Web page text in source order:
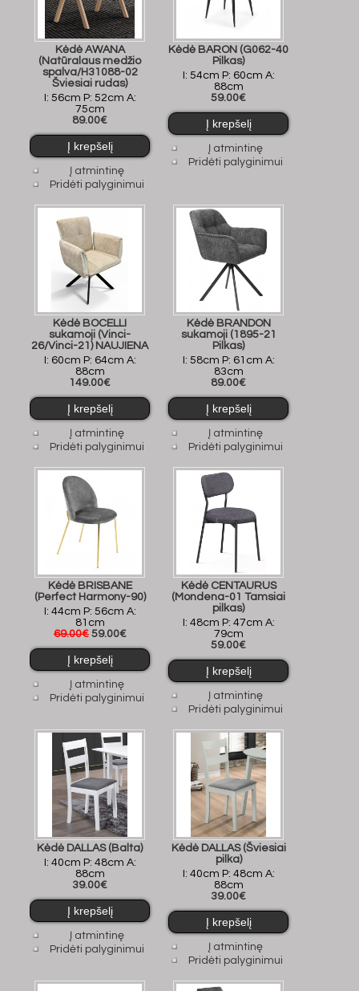
Kėdė AWANA
(Natūralaus medžio
spalva/H31088-02
Šviesiai rudas)
I: 56cm P: 52cm A:
75cm
89.00€
Į atmintinę
Pridėti palyginimui
Kėdė BARON (G062-40
Pilkas)
I: 54cm P: 60cm A:
88cm
59.00€
Į atmintinę
Pridėti palyginimui
Kėdė BOCELLI
sukamoji (Vinci-
26/Vinci-21) NAUJIENA
I: 60cm P: 64cm A:
88cm
149.00€
Į atmintinę
Pridėti palyginimui
Kėdė BRANDON
sukamoji (1895-21
Pilkas)
I: 58cm P: 61cm A:
83cm
89.00€
Į atmintinę
Pridėti palyginimui
Kėdė BRISBANE
(Perfect Harmony-90)
I: 44cm P: 56cm A:
81cm
69.00€ 59.00€
Į atmintinę
Pridėti palyginimui
Kėdė CENTAURUS
(Mondena-01 Tamsiai
pilkas)
I: 48cm P: 47cm A:
79cm
59.00€
Į atmintinę
Pridėti palyginimui
Kėdė DALLAS (Balta)
I: 40cm P: 48cm A:
88cm
39.00€
Į atmintinę
Pridėti palyginimui
Kėdė DALLAS (Šviesiai
pilka)
I: 40cm P: 48cm A:
88cm
39.00€
Į atmintinę
Pridėti palyginimui